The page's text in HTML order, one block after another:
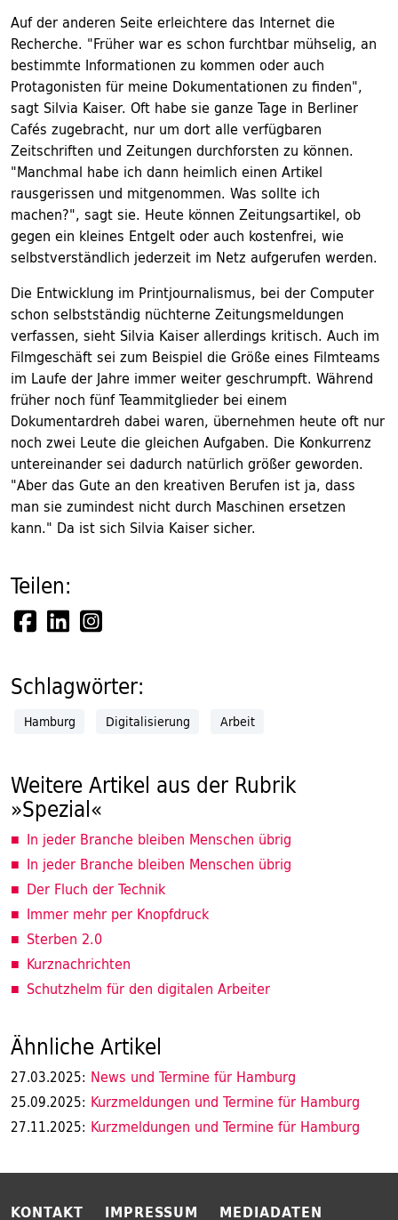
Auf der anderen Seite erleichtere das Internet die
Recherche. "Früher war es schon furchtbar mühselig, an
bestimmte Informationen zu kommen oder auch
Protagonisten für meine Dokumentationen zu finden",
sagt Silvia Kaiser. Oft habe sie ganze Tage in Berliner
Cafés zugebracht, nur um dort alle verfügbaren
Zeitschriften und Zeitungen durchforsten zu können.
"Manchmal habe ich dann heimlich einen Artikel
rausgerissen und mitgenommen. Was sollte ich
machen?", sagt sie. Heute können Zeitungsartikel, ob
gegen ein kleines Entgelt oder auch kostenfrei, wie
selbstverständlich jederzeit im Netz aufgerufen werden.
Die Entwicklung im Printjournalismus, bei der Computer
schon selbstständig nüchterne Zeitungsmeldungen
verfassen, sieht Silvia Kaiser allerdings kritisch. Auch im
Filmgeschäft sei zum Beispiel die Größe eines Filmteams
im Laufe der Jahre immer weiter geschrumpft. Während
früher noch fünf Teammitglieder bei einem
Dokumentardreh dabei waren, übernehmen heute oft nur
noch zwei Leute die gleichen Aufgaben. Die Konkurrenz
untereinander sei dadurch natürlich größer geworden.
"Aber das Gute an den kreativen Berufen ist ja, dass
man sie zumindest nicht durch Maschinen ersetzen
kann." Da ist sich Silvia Kaiser sicher.
Teilen:
Schlagwörter:
Hamburg Digitalisierung Arbeit
Weitere Artikel aus der Rubrik
»Spezial«
In jeder Branche bleiben Menschen übrig
In jeder Branche bleiben Menschen übrig
Der Fluch der Technik
Immer mehr per Knopfdruck
Sterben 2.0
Kurznachrichten
Schutzhelm für den digitalen Arbeiter
Ähnliche Artikel
27.03.2025: News und Termine für Hamburg
25.09.2025: Kurzmeldungen und Termine für Hamburg
27.11.2025: Kurzmeldungen und Termine für Hamburg
KONTAKT IMPRESSUM MEDIADATEN